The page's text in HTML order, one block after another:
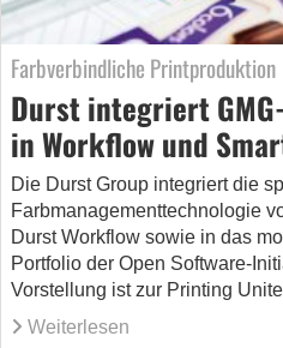
Farbverbindliche Printproduktion
Durst integriert
in Workflow und
Die Durst Group integriert die
Farbmanagementtechnologie
Durst Workflow sowie in das
Portfolio der Open Software-
Vorstellung ist zur Printing
Weiterlesen